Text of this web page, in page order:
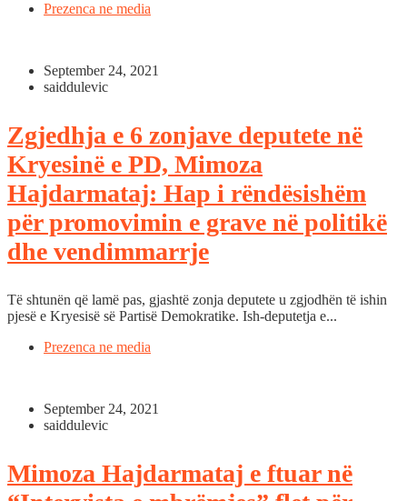
Prezenca ne media
September 24, 2021
saiddulevic
Zgjedhja e 6 zonjave deputete në
Kryesinë e PD, Mimoza
Hajdarmataj: Hap i rëndësishëm
për promovimin e grave në politikë
dhe vendimmarrje
Të shtunën që lamë pas, gjashtë zonja deputete u zgjodhën të ishin
pjesë e Kryesisë së Partisë Demokratike. Ish-deputetja e...
Prezenca ne media
September 24, 2021
saiddulevic
Mimoza Hajdarmataj e ftuar në